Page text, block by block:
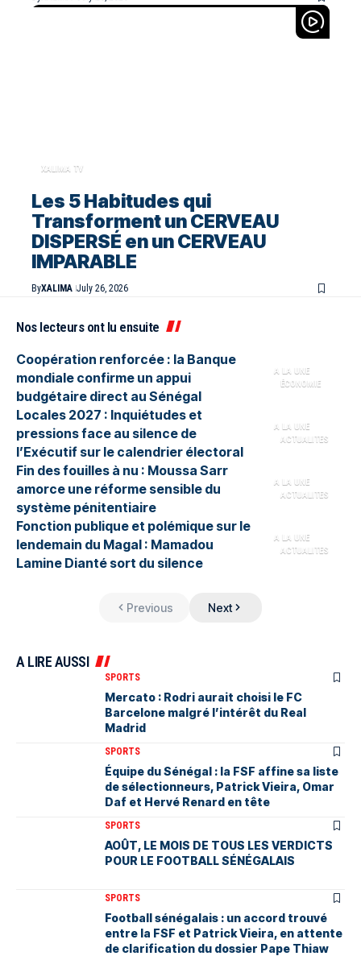
XALIMA TV
Les 5 Habitudes qui
Transforment un CERVEAU
DISPERSÉ en un CERVEAU
IMPARABLE
ByXALIMA July 26, 2026
Nos lecteurs ont lu ensuite
A LA UNE
ÉCONOMIE
Coopération renforcée : la Banque
mondiale confirme un appui
budgétaire direct au Sénégal
A LA UNE
ACTUALITES
Locales 2027 : Inquiétudes et
pressions face au silence de
l’Exécutif sur le calendrier électoral
A LA UNE
ACTUALITES
Fin des fouilles à nu : Moussa Sarr
amorce une réforme sensible du
système pénitentiaire
A LA UNE
ACTUALITES
Fonction publique et polémique sur le
lendemain du Magal : Mamadou
Lamine Dianté sort du silence
Previous Next
A LIRE AUSSI
SPORTS
Mercato : Rodri aurait choisi le FC
Barcelone malgré l’intérêt du Real
Madrid
SPORTS
Équipe du Sénégal : la FSF affine sa liste
de sélectionneurs, Patrick Vieira, Omar
Daf et Hervé Renard en tête
SPORTS
AOÛT, LE MOIS DE TOUS LES VERDICTS
POUR LE FOOTBALL SÉNÉGALAIS
SPORTS
Football sénégalais : un accord trouvé
entre la FSF et Patrick Vieira, en attente
de clarification du dossier Pape Thiaw